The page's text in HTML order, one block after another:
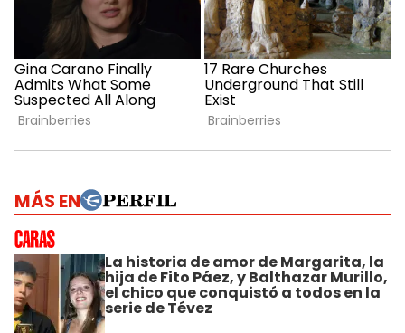
MÁS EN
La historia de amor de Margarita, la
hija de Fito Páez, y Balthazar Murillo,
el chico que conquistó a todos en la
serie de Tévez